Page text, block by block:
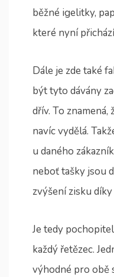
běžné igelitky,
které nyní
Dále je zde také
být tyto dávány
dřív. To
navíc vydělá.
u daného
neboť tašky jsou
zvýšení zisku
Je tedy
každý řetězec.
výhodné pro obě